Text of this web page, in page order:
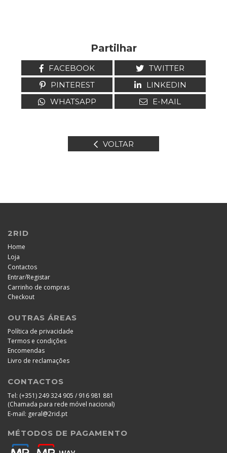
Partilhar
FACEBOOK
TWITTER
PINTEREST
LINKEDIN
WHATSAPP
E-MAIL
VOLTAR
2RID
Home
Loja
Contactos
Entrar/Registar
Carrinho de compras
Checkout
OUTRAS ÁREAS
Política de privacidade
Termos e condições
Encomendas
Livro de reclamações
CONTACTOS
Tel: (+351) 249 324 905 / 916 981 881
(Chamada para rede móvel nacional)
E-mail: geral@2rid.pt
MÉTODOS DE PAGAMENTO